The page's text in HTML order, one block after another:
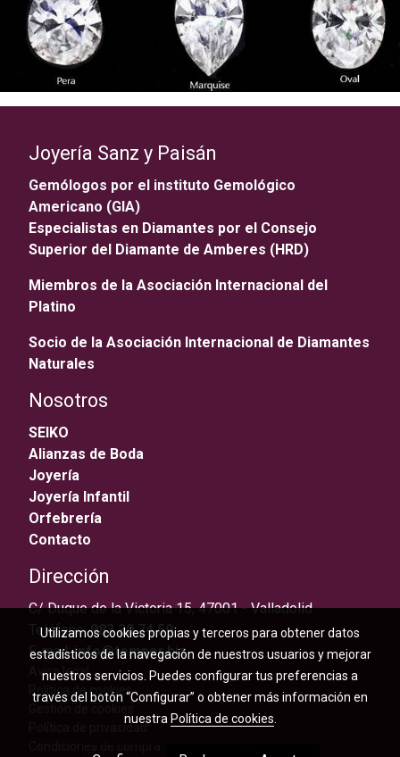
Joyería Sanz y Paisán
Gemólogos por el instituto Gemológico
Americano (GIA)
Especialistas en Diamantes por el Consejo
Superior del Diamante de Amberes (HRD)
Miembros de la Asociación Internacional del
Platino
Socio de la Asociación Internacional de Diamantes
Naturales
Nosotros
SEIKO
Alianzas de Boda
Joyería
Joyería Infantil
Orfebrería
Contacto
Dirección
C/ Duque de la Victoria 15, 47001 - Valladolid
Teléfono:983 30 74 59
E-mail:info@temper.biz
Aviso legal
Política de cookies
Política de privacidad
Utilizamos cookies propias y terceros para obtener datos
estadísticos de la navegación de nuestros usuarios y mejorar
nuestros servicios. Puedes configurar tus preferencias a
través del botón “Configurar” o obtener más información en
nuestra Política de cookies